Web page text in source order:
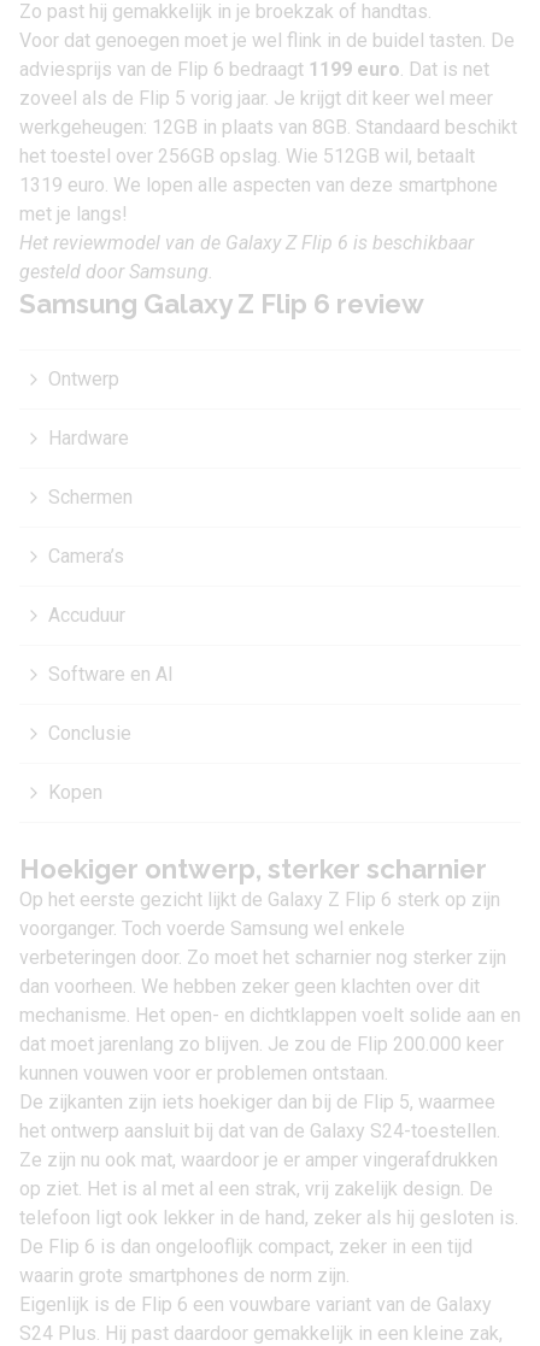
Zo past hij gemakkelijk in je broekzak of handtas.
Voor dat genoegen moet je wel flink in de buidel tasten. De
adviesprijs van de Flip 6 bedraagt 1199 euro. Dat is net
zoveel als de Flip 5 vorig jaar. Je krijgt dit keer wel meer
werkgeheugen: 12GB in plaats van 8GB. Standaard beschikt
het toestel over 256GB opslag. Wie 512GB wil, betaalt
1319 euro. We lopen alle aspecten van deze smartphone
met je langs!
Het reviewmodel van de Galaxy Z Flip 6 is beschikbaar
gesteld doorSamsung.
Samsung Galaxy Z Flip 6 review
Ontwerp
Hardware
Schermen
Camera’s
Accuduur
Software en AI
Conclusie
Kopen
Hoekiger ontwerp, sterker scharnier
Op het eerste gezicht lijkt de Galaxy Z Flip 6 sterk op zijn
voorganger. Toch voerde Samsung wel enkele
verbeteringen door. Zo moet het scharnier nog sterker zijn
dan voorheen. We hebben zeker geen klachten over dit
mechanisme. Het open- en dichtklappen voelt solide aan en
dat moet jarenlang zo blijven. Je zou de Flip 200.000 keer
kunnen vouwen voor er problemen ontstaan.
De zijkanten zijn iets hoekiger dan bij de Flip 5, waarmee
het ontwerp aansluit bij dat van de Galaxy S24-toestellen.
Ze zijn nu ook mat, waardoor je er amper vingerafdrukken
op ziet. Het is al met al een strak, vrij zakelijk design. De
telefoon ligt ook lekker in de hand, zeker als hij gesloten is.
De Flip 6 is dan ongelooflijk compact, zeker in een tijd
waarin grote smartphones de norm zijn.
Eigenlijk is de Flip 6 een vouwbare variant van de Galaxy
S24 Plus. Hij past daardoor gemakkelijk in een kleine zak,